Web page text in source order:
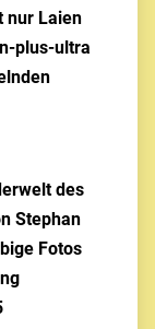
nur Laien
plus-ultra
des
Stephan
Fotos